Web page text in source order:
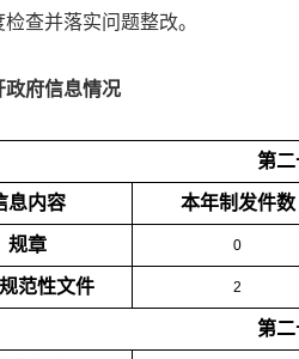
查并落实问题整改。
政府信息情况
第
息内容 本年制发件数
规章 0
范性文件 2
第